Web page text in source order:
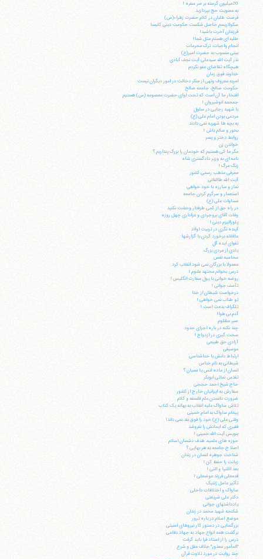
20میلیون گرسنه بر سر سفره !
به معنویت حج بپردازید
فرصت طلبان در کلام حضرت زهراء(س)
سکولاریسم حاصل شکست حکومت دینی کلیسا
فرزندان آخرت باشید!
طلبه ای هستم مثل شما!
انجام واجبات، ترک محرمات
بیتی منسوب به حضرت امیر(ع)
نذر آیت الله سیدعلی آیت نجف آبادی
هیچگاه تقاضای عفو نکردم
خداوند فوق زمان
امربه معروف ونهی از منکر دخالت در امور دیگران نیست
حکومت صالح، جامعه صالح
افتخار ما آن است که تحت لوای حضرت معصومه (س) هستیم
جمجمه انوشیروان !
با شهید رجایی در سلول
مردمی بودن امام علی (ع)
به بچه ها شهریه نمی دادند
بخور و سالم باش !
روابط دختر و پسر
خواندن زن
مگر ما کی هستیم که خودمان را بزرگ پنداریم ؟
نامه ای به وزیر دادگستری شاه
زنگ مرگ !
معرفی مذهب رسمی کشور
آیت الله طالقانی
نماز و مبارزه با خود خواهی
استعمار و سرگرم کردن جامعه
مساوات علی (ع)
در راه حق از کمی طرفدار وحشت نکنید
وفات آقای بروجردی و عزاداری چهل روزه
پلورالیزم دینی !
آینده نگری در تربیت اولاد
عاقلانه برخورد کردن با گزارشها
تقوای ایده آل
یادی از مردی بزرگ
محاسبه نفس
معمولا با بزرگان نمی شود انقلاب کرد
درس بخوانم مجتهد بشوم !
روضه خوانی با پول سفارت انگلیس !
تأسف جوانی !
درخواست شیطان از خدا
تو طناب نمی خواهی !
تلگراف بدعت است !
آدم بی هوا!
صبر مظلوم
چند نکته در باره اجرای حدود
سخت گیری در ازدواج !
آزادی حق طبیعی
موسیقی
ارتباط دانش با خداشناسی
شیطانی به نام خناس
انسان از ماده انس یا نسیان ؟
تقدس نمائی ابوبکر
حاج شیخ احمد حججی
سفارش به ایرانیان خارج از کشور
ضرورت دانستن علم فلسفه و کلام
تلاش ساواک علیه انقلاب به بهانه یک کتاب
پیغام ساواک به امام خمینی
وقتی علی (ع) خود را فوق نقد نمی داند!
فقیری که ایمانش را نفروشد
بنویس آیت الله خمینی !
حوزه های علمیه، هدف دشمنان اسلام
اصلا ح جامعه به هر بهایی ؟
شناخت جوهره انسان در زندان
زبانت را حفظ کن !
بعد اللتیا و التی !
قدمعلی فرزند عوضعلی !
تأثیر عامل ژنتیک
ساواک و اختلافات داخلی
دکتر علی شریعتی
یادداشتهای جوانی
شکنجه شهید محمد در زندان
موضع اسلام در باره ترور
بزرگنمایی در دستور کار نیروهای امنیتی
برگشت همه انواع جهاد به جهاد دفاعی
درس را از استاد فرا باید گرفت
"المأمور معذور" خلاف عقل و شرع
چند روایت در مورد تلاوت قرآن